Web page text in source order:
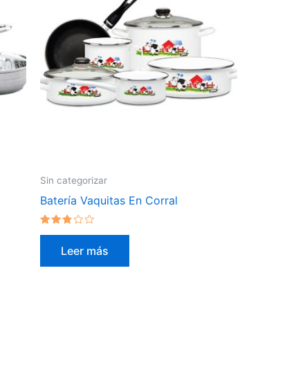
Sin categorizar
Batería Vaquitas En Corral
Valorado
Leer más